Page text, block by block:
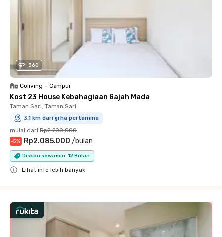
360
Coliving • Campur
Kost 23 House Kebahagiaan Gajah Mada
Taman Sari, Taman Sari
3.1 km dari grha pertamina
mulai dari Rp2.200.000
-5% Rp2.085.000 /bulan
Diskon sewa min. 12 Bulan
Lihat info lebih banyak